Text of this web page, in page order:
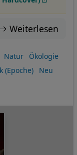
Weiterlesen
Natur
Ökologie
(Epoche)
Neu